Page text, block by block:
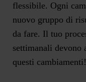
flessibile. Ogni
nuovo gruppo di
da fare. Il tuo
settimanali
questi cambiamenti!